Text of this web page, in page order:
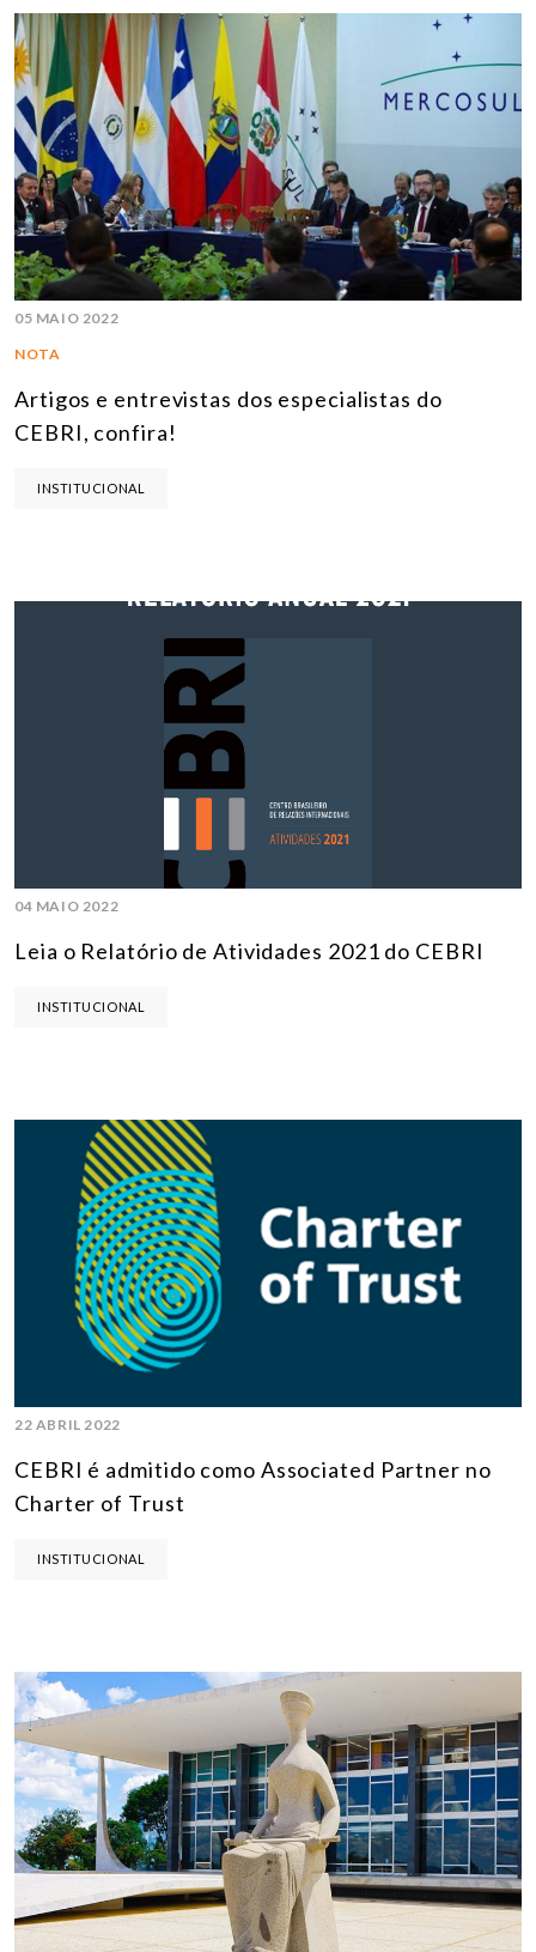
05 MAIO 2022
NOTA
Artigos e entrevistas dos especialistas do
CEBRI, confira!
INSTITUCIONAL
04 MAIO 2022
Leia o Relatório de Atividades 2021 do CEBRI
INSTITUCIONAL
22 ABRIL 2022
CEBRI é admitido como Associated Partner no
Charter of Trust
INSTITUCIONAL